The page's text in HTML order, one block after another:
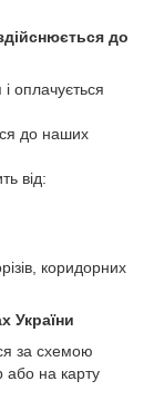
до
оплачується
до наших
від:
коридорних
України
за схемою
або на карту